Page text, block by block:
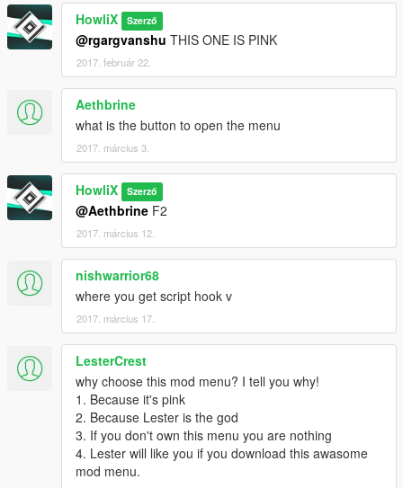
HowliX Szerző
@rgargvanshu THIS ONE IS PINK
2017. február 22.
Aethbrine
what is the button to open the menu
2017. március 3.
HowliX Szerző
@Aethbrine F2
2017. március 12.
nishwarrior68
where you get script hook v
2017. március 17.
LesterCrest
why choose this mod menu? I tell you why!
1. Because it's pink
2. Because Lester is the god
3. If you don't own this menu you are nothing
4. Lester will like you if you download this awasome
mod menu.